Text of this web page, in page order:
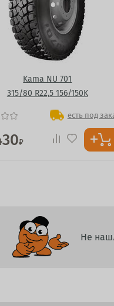
Kama NU 701
315/80 R22,5 156/150K
есть под
₽
Не